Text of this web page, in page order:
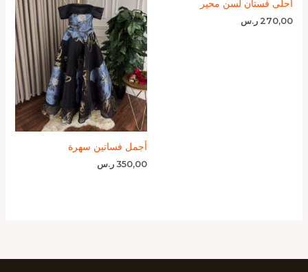
احلى فستان لسن محير
270,00 ر.س
أجمل فساتين سهرة
350,00 ر.س